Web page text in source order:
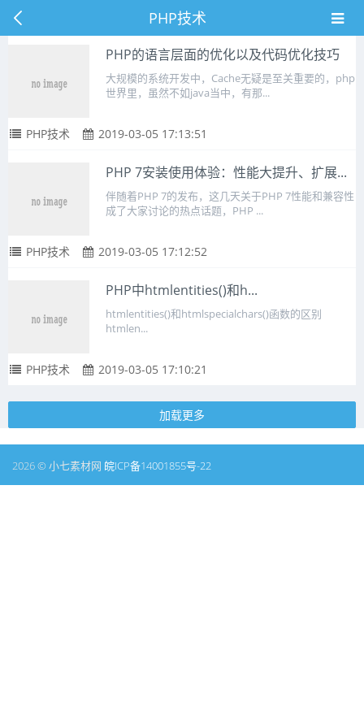
PHP技术
PHP的语言层面的优化以及代码优化技巧
大规模的系统开发中，Cache无疑是至关重要的，php
世界里，虽然不如java当中，有那...
PHP技术 2019-03-05 17:13:51
PHP 7安装使用体验：性能大提升、扩展...
伴随着PHP 7的发布，这几天关于PHP 7性能和兼容性
成了大家讨论的热点话题，PHP ...
PHP技术 2019-03-05 17:12:52
PHP中htmlentities()和h...
htmlentities()和htmlspecialchars()函数的区别
htmlen...
PHP技术 2019-03-05 17:10:21
加载更多
2026 © 小七素材网 皖ICP备14001855号-22